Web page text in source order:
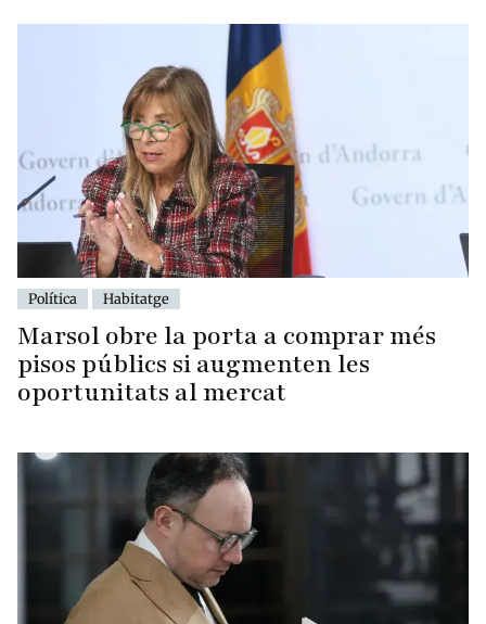
Política Habitatge
Marsol obre la porta a comprar més
pisos públics si augmenten les
oportunitats al mercat